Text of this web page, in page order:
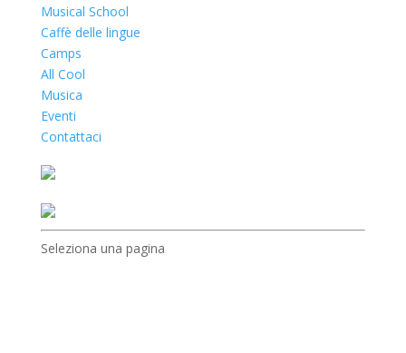
Musical School
Caffè delle lingue
Camps
All Cool
Musica
Eventi
Contattaci
Seleziona una pagina